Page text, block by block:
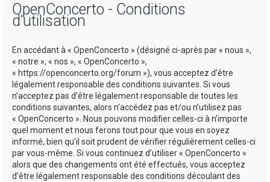
OpenConcerto - Conditions
d’utilisation
En accédant à « OpenConcerto » (désigné ci-après par « nous »,
« notre », « nos », « OpenConcerto »,
« https://openconcerto.org/forum »), vous acceptez d’être
légalement responsable des conditions suivantes. Si vous
n’acceptez pas d’être légalement responsable de toutes les
conditions suivantes, alors n’accédez pas et/ou n’utilisez pas
« OpenConcerto ». Nous pouvons modifier celles-ci à n’importe
quel moment et nous ferons tout pour que vous en soyez
informé, bien qu’il soit prudent de vérifier régulièrement celles-ci
par vous-même. Si vous continuez d’utiliser « OpenConcerto »
alors que des changements ont été effectués, vous acceptez
d’être légalement responsable des conditions découlant des